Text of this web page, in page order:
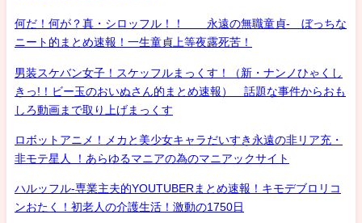
何だ！何が？真・シロッフル！！ 永遠の無職童貞- ぼっちな
ニート的まとめ速報！一生童貞上等夜露死苦！
男装スケバン女子！スケッフルまっくす！（新・ナンノひゃくし
きっ!！ビー玉のおいぬさん的まとめ速報） 話題な事件からおも
しろ動画まで取り上げまっくす
ロボットアニメ！メカと美少女キャラだいすき永遠の非リア充・
非モテ星人 ！あらゆるマニアの為のマニアックサイト
ハルッフル-専業主夫的YOUTUBERまとめ速報！キモデブロリコ
ンおたく！初老人の介護生活！激動の1750日